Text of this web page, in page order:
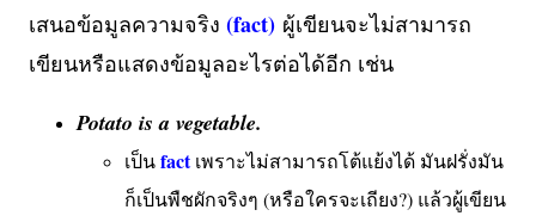
เสนอข้อมูลความจริง (fact) ผู้เขียนจะไม่สามารถ
เขียนหรือแสดงข้อมูลอะไรต่อได้อีก เช่น
Potato is a vegetable.
เป็นfactเพราะไม่สามารถโต้แย้งได้ มันฝรั่งมัน
ก็เป็นพืชผักจริงๆ (หรือใครจะเถียง?) แล้วผู้เขียน